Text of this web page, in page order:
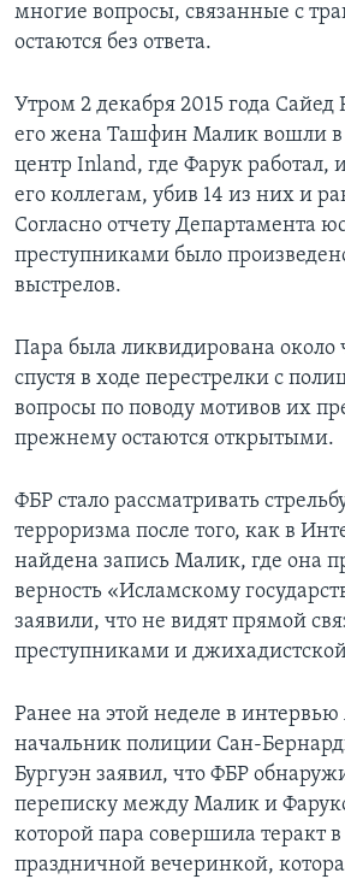
многие вопросы, связанные с
остаются без ответа.
Утром 2 декабря 2015 года
его жена Ташфин Малик вошли
центр Inland, где Фарук работал,
его коллегам, убив 14 из них и
Согласно отчету Департамента
преступниками было
выстрелов.
Пара была ликвидирована около
спустя в ходе перестрелки с
вопросы по поводу мотивов их
прежнему остаются открытыми.
ФБР стало рассматривать
терроризма после того, как в
найдена запись Малик, где она
верность «Исламскому
заявили, что не видят прямой
преступниками и
Ранее на этой неделе в интервью
начальник полиции Сан-
Бургуэн заявил, что ФБР
переписку между Малик и
которой пара совершила теракт в
праздничной вечеринкой,